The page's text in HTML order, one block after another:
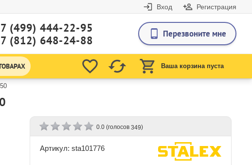
Вход Регистрация
(499) 444-22-95
(812) 648-24-88
Перезвоните мне
Ваша корзина пуста
0.0 (голосов 349)
Артикул: sta101776